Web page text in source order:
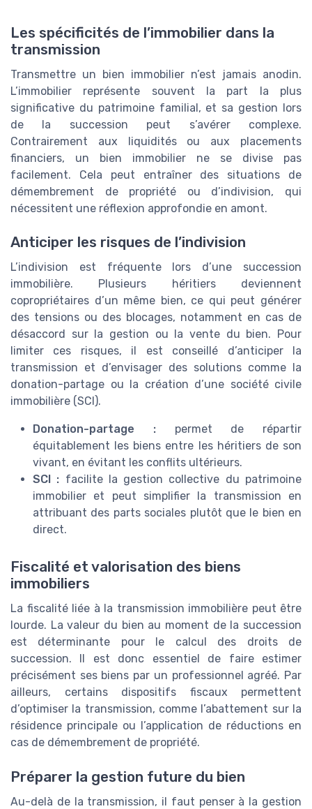
Les spécificités de l’immobilier dans la
transmission
Transmettre un bien immobilier n’est jamais anodin.
L’immobilier représente souvent la part la plus
significative du patrimoine familial, et sa gestion lors
de la succession peut s’avérer complexe.
Contrairement aux liquidités ou aux placements
financiers, un bien immobilier ne se divise pas
facilement. Cela peut entraîner des situations de
démembrement de propriété ou d’indivision, qui
nécessitent une réflexion approfondie en amont.
Anticiper les risques de l’indivision
L’indivision est fréquente lors d’une succession
immobilière. Plusieurs héritiers deviennent
copropriétaires d’un même bien, ce qui peut générer
des tensions ou des blocages, notamment en cas de
désaccord sur la gestion ou la vente du bien. Pour
limiter ces risques, il est conseillé d’anticiper la
transmission et d’envisager des solutions comme la
donation-partage ou la création d’une société civile
immobilière (SCI).
Donation-partage :permet de répartir
équitablement les biens entre les héritiers de son
vivant, en évitant les conflits ultérieurs.
SCI : facilite la gestion collective du patrimoine
immobilier et peut simplifier la transmission en
attribuant des parts sociales plutôt que le bien en
direct.
Fiscalité et valorisation des biens
immobiliers
La fiscalité liée à la transmission immobilière peut être
lourde. La valeur du bien au moment de la succession
est déterminante pour le calcul des droits de
succession. Il est donc essentiel de faire estimer
précisément ses biens par un professionnel agréé. Par
ailleurs, certains dispositifs fiscaux permettent
d’optimiser la transmission, comme l’abattement sur la
résidence principale ou l’application de réductions en
cas de démembrement de propriété.
Préparer la gestion future du bien
Au-delà de la transmission, il faut penser à la gestion